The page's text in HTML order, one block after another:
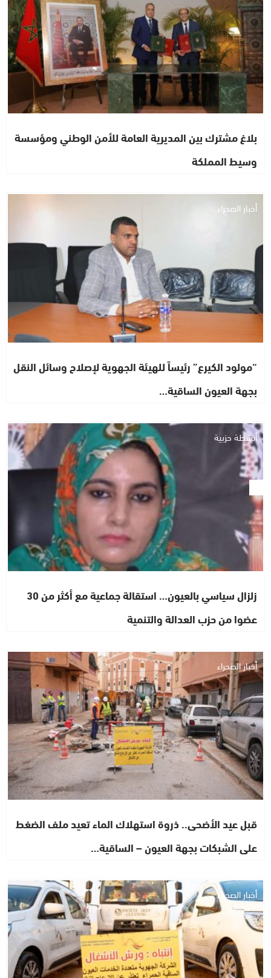
بلاغ مشترك بين المديرية العامة للأمن الوطني ومؤسسة
وسيط المملكة
أخبار الصحراء
“مولود الكيرع” رئيساً للهيئة الجهوية لإصلاح وسائل النقل
بجهة العيون الساقية…
أنشطة حزبية
زلزال سياسي بالعيون… استقالة جماعية مع أكثر من 30
عضوا من حزب العدالة والتنمية
أخبار الصحراء
قبل عيد الأضحى.. ذروة استهلاك الماء تعيد ملف الضغط
على الشبكات بجهة العيون – الساقية…
أخبار الصحراء